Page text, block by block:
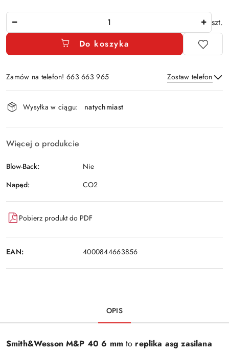
szt.
Do koszyka
Zamów na telefon! 663 663 965 Zostaw telefon
Dostępność
i
dostawa
Wysyłka w ciągu: natychmiast
Więcej o produkcie
Blow-Back:
Nie
Napęd:
CO2
Pobierz produkt do PDF
EAN: 4000844663856
OPIS
Smith&Wesson M&P 40 6 mmto replika asg zasilana